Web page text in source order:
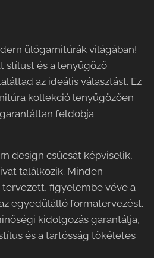
ülőgarnitúrák világában!
stílust és a lenyűgöző
az ideális választást. Ez
kollekció lenyűgözően
feldobja
design csúcsát képviselik,
találkozik. Minden
figyelembe véve a
egyedülálló formatervezést.
kidolgozás garantálja,
és a tartósság tökéletes